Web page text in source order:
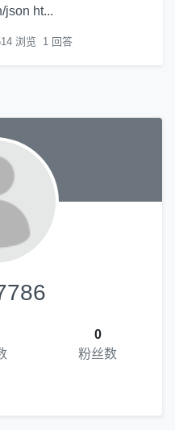
json ht...
浏览 1 回答
0
粉丝数